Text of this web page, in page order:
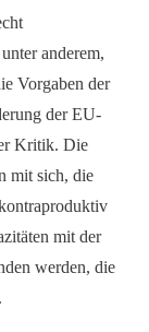
anderem,
Vorgaben der
der EU-
Kritik. Die
mit sich, die
mit der
werden, die